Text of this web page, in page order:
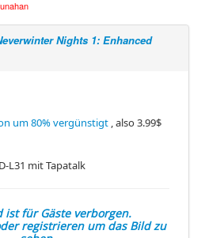
Nights 1: Enhanced
um 80% vergünstigt , also 3.99$
L31 mit Tapatalk
ist für Gäste verborgen.
registrieren um das Bild zu